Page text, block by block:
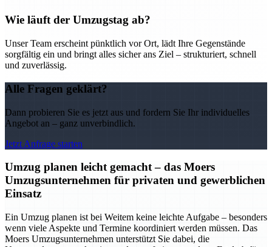
Wie läuft der Umzugstag ab?
Unser Team erscheint pünktlich vor Ort, lädt Ihre Gegenstände
sorgfältig ein und bringt alles sicher ans Ziel – strukturiert, schnell
und zuverlässig.
Alle Fragen geklärt?
Dann probieren Sie es jetzt aus und fordern Sie Ihr individuelles
Angebot an – ganz unverbindlich.
Jetzt Anfrage starten
Umzug planen leicht gemacht – das Moers
Umzugsunternehmen für privaten und gewerblichen
Einsatz
Ein Umzug planen ist bei Weitem keine leichte Aufgabe – besonders
wenn viele Aspekte und Termine koordiniert werden müssen. Das
Moers Umzugsunternehmen unterstützt Sie dabei, die